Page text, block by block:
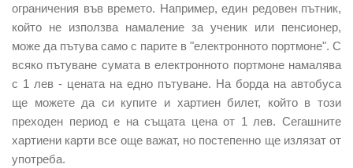
ограничения във времето. Например, един редовен пътник,
който не използва намаление за ученик или пенсионер,
може да пътува само с парите в "електронното портмоне". С
всяко пътуване сумата в електронното портмоне намалява
с 1 лев - цената на едно пътуване. На борда на автобуса
ще можете да си купите и хартиен билет, който в този
преходен период е на същата цена от 1 лев. Сегашните
хартиени карти все още важат, но постепенно ще излязат от
употреба.